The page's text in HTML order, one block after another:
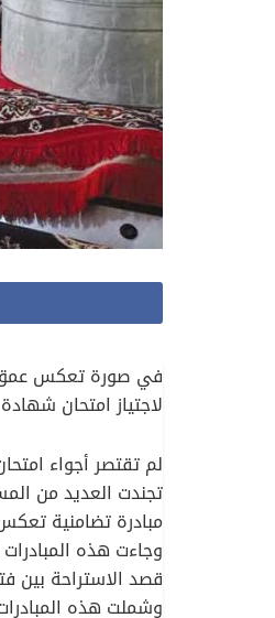
في صورة تعكس عمق
لاجتياز امتحان شهادة البكالوريا دورة جوان 2026، من أجل توفير ظروف
تجندت العديد من
مبادرة تضامنية
وجاءت هذه
قصد الاستراحة بين
وشملت هذه